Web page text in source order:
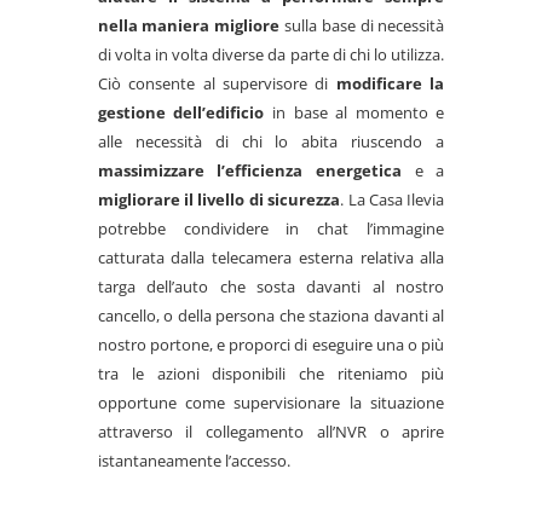
nella maniera migliore sulla base di necessità
di volta in volta diverse da parte di chi lo utilizza.
Ciò consente al supervisore di modificare la
gestione dell’edificio in base al momento e
alle necessità di chi lo abita riuscendo a
massimizzare l’efficienza energetica e a
migliorare il livello di sicurezza. La Casa Ilevia
potrebbe condividere in chat l’immagine
catturata dalla telecamera esterna relativa alla
targa dell’auto che sosta davanti al nostro
cancello, o della persona che staziona davanti al
nostro portone, e proporci di eseguire una o più
tra le azioni disponibili che riteniamo più
opportune come supervisionare la situazione
attraverso il collegamento all’NVR o aprire
istantaneamente l’accesso.